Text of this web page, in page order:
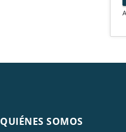
QUIÉNES SOMOS